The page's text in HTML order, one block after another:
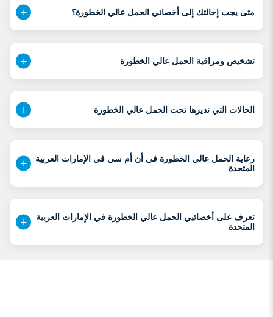
متى يجب إحالتك إلى أخصائي الحمل عالي الخطورة؟
تشخيص ومراقبة الحمل عالي الخطورة
الحالات التي نديرها تحت الحمل عالي الخطورة
رعاية الحمل عالي الخطورة في أن أم سي في الإمارات العربية
المتحدة
تعرف على أخصائيي الحمل عالي الخطورة في الإمارات العربية
المتحدة